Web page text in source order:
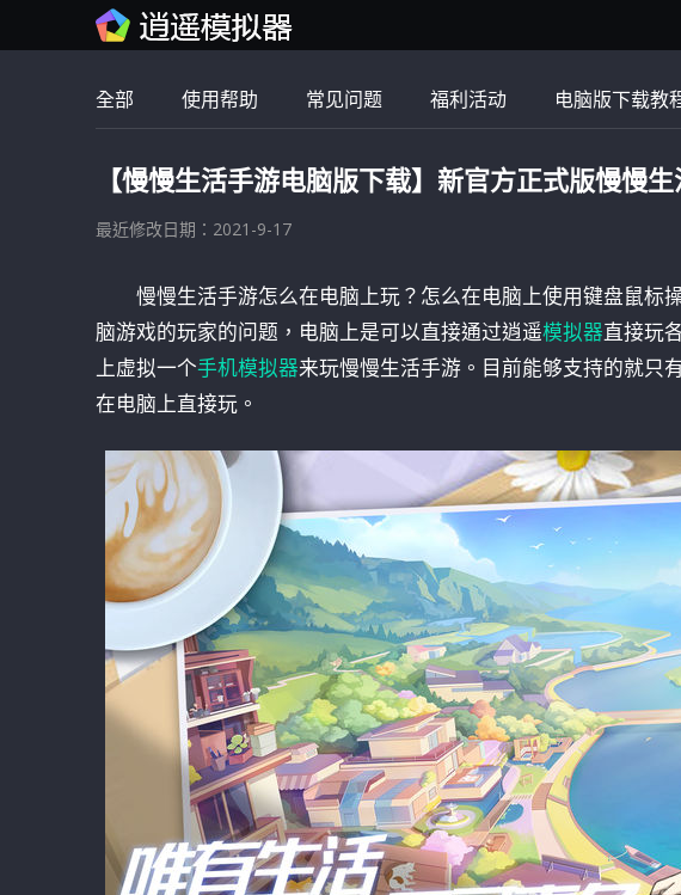
全部 使用帮助 常见问题 福利活动 电脑版下载教
【慢慢生活手游电脑版下载】新官方正式版慢慢
最近修改日期：2021-9-17
慢慢生活手游怎么在电脑上玩？怎么在电脑上使用键盘鼠标
脑游戏的玩家的问题，电脑上是可以直接通过逍遥模拟器直接玩
上虚拟一个手机模拟器来玩慢慢生活手游。目前能够支持的就只
在电脑上直接玩。